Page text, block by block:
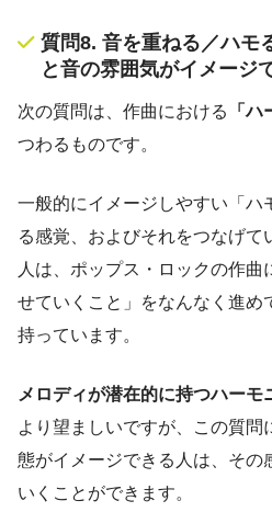
質問8. 音を重ねる／ハモ
と音の雰囲気がイメージ
次の質問は、作曲における 「
つわるものです。
一般的にイメージしやすい「ハ
る感覚、およびそれをつなげて
人は、ポップス・ロックの作曲
せていくこと」をなんなく進め
持っています。
メロディが潜在的に持つハーモ
より望ましいですが、この質問
態がイメージできる人は、その
いくことができます。